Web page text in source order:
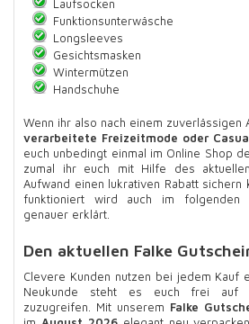
Laufsocken
Funktionsunterwäsche
Longsleeves
Gesichtsmasken
Wintermützen
Handschuhe
Wenn ihr also nach einem zuverlässigen
verarbeitete Freizeitmode oder
euch unbedingt einmal im Online Shop
zumal ihr euch mit Hilfe des
Aufwand einen lukrativen Rabatt sichern
funktioniert wird auch im folgenden
genauer erklärt.
Den aktuellen Falke
Clevere Kunden nutzen bei jedem Kauf
Neukunde steht es euch frei auf
zuzugreifen. Mit unserem Falke